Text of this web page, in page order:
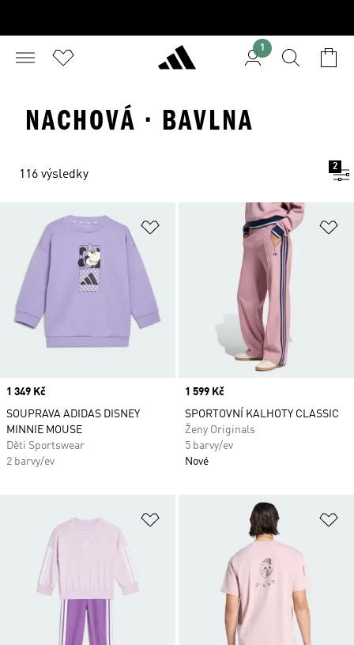
1
NACHOVÁ · BAVLNA
116 výsledky
2
Přidat do seznamu přání
Price
1 349 Kč
SOUPRAVA ADIDAS DISNEY
MINNIE MOUSE
Děti Sportswear
2 barvy/ev
Price
1 599 Kč
SPORTOVNÍ KALHOTY CLASSIC
Ženy Originals
5 barvy/ev
Nové
Přidat do seznamu přání